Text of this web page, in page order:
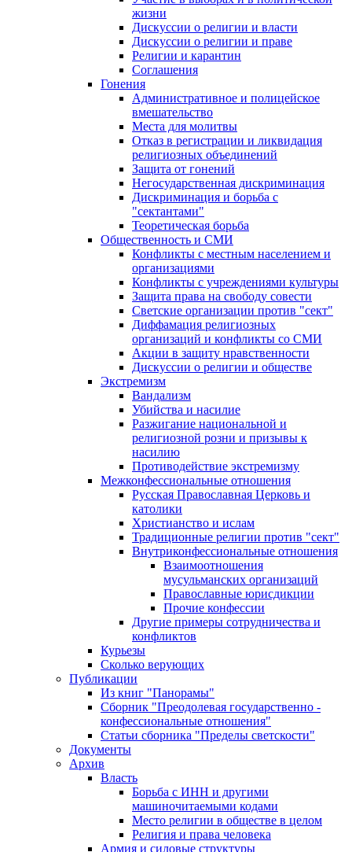
жизни
Дискуссии о религии и власти
Дискуссии о религии и праве
Религии и карантин
Соглашения
Гонения
Административное и полицейское
вмешательство
Места для молитвы
Отказ в регистрации и ликвидация
религиозных объединений
Защита от гонений
Негосударственная дискриминация
Дискриминация и борьба с
"сектантами"
Теоретическая борьба
Общественность и СМИ
Конфликты с местным населением и
организациями
Конфликты с учреждениями культуры
Защита права на свободу совести
Светские организации против "сект"
Диффамация религиозных
организаций и конфликты со СМИ
Акции в защиту нравственности
Дискуссии о религии и обществе
Экстремизм
Вандализм
Убийства и насилие
Разжигание национальной и
религиозной розни и призывы к
насилию
Противодействие экстремизму
Межконфессиональные отношения
Русская Православная Церковь и
католики
Христианство и ислам
Традиционные религии против "сект"
Внутриконфессиональные отношения
Взаимоотношения
мусульманских организаций
Православные юрисдикции
Прочие конфессии
Другие примеры сотрудничества и
конфликтов
Курьезы
Сколько верующих
Публикации
Из книг "Панорамы"
Сборник "Преодолевая государственно -
конфессиональные отношения"
Статьи сборника "Пределы светскости"
Документы
Архив
Власть
Борьба с ИНН и другими
машиночитаемыми кодами
Место религии в обществе в целом
Религия и права человека
Армия и силовые структуры